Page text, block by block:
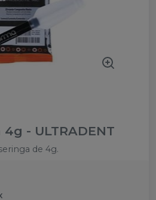
4g - ULTRADENT
de 4g.